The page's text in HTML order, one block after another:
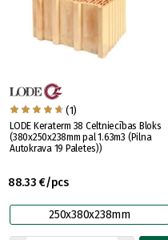
(1)
LODE Keraterm 38 Celtniecības Bloks
(380x250x238mm pal 1.63m3 (Pilna
Autokrava 19 Paletes))
88.33 €/pcs
250x380x238mm